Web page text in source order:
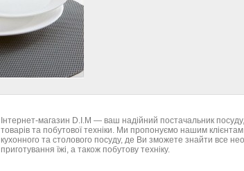
Інтернет-магазин D.I.M — ваш надійний постачальник
товарів та побутової техніки. Ми пропонуємо нашим
кухонного та столового посуду, де Ви зможете знайти все
приготування їжі, а також побутову техніку.